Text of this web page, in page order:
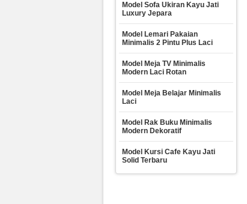
Model Sofa Ukiran Kayu Jati
Luxury Jepara
Model Lemari Pakaian
Minimalis 2 Pintu Plus Laci
Model Meja TV Minimalis
Modern Laci Rotan
Model Meja Belajar Minimalis
Laci
Model Rak Buku Minimalis
Modern Dekoratif
Model Kursi Cafe Kayu Jati
Solid Terbaru